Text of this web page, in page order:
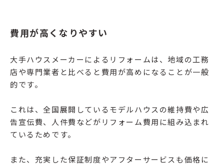
費用が高くなりやすい
大手ハウスメーカーによるリフォームは、地域の工務
店や専門業者と比べると費用が高めになることが一般
的です。
これは、全国展開しているモデルハウスの維持費や広
告宣伝費、人件費などがリフォーム費用に組み込まれ
ているためです。
また、充実した保証制度やアフターサービスも価格に